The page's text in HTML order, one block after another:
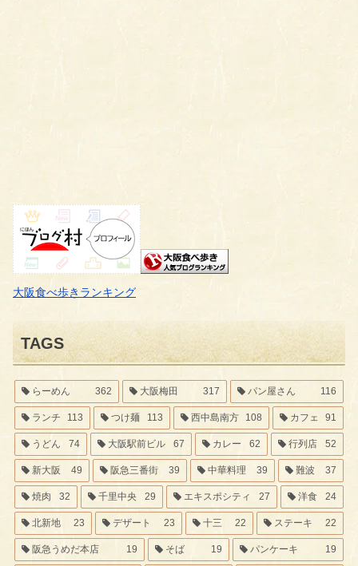
大阪食べ歩きランキング
TAGS
らーめん 362 大阪梅田 317 パン屋さん 116
ランチ 113 つけ麺 113 西中島南方 108 カフェ 91
うどん 74 大阪駅前ビル 67 カレー 62 行列店 52
新大阪 49 阪急三番街 39 中華料理 39 難波 37
焼肉 32 千里中央 29 エキスポシティ 27 洋食 24
北新地 23 デザート 23 十三 22 ステーキ 22
阪急うめだ本店 19 そば 19 パンケーキ 19